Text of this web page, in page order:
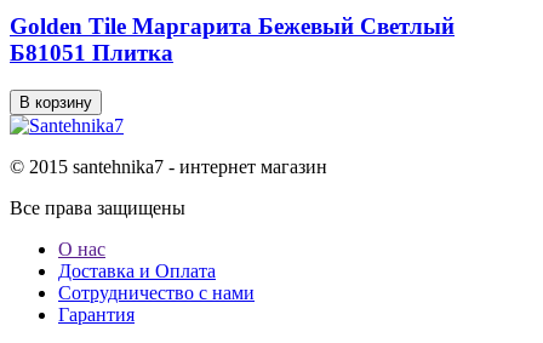
Golden Tile Маргарита Бежевый Светлый
Б81051 Плитка
© 2015 santehnika7 - интернет магазин
Все права защищены
О нас
Доставка и Оплата
Сотрудничество с нами
Гарантия